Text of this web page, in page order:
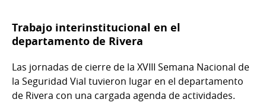
Trabajo interinstitucional en el
departamento de Rivera
Las jornadas de cierre de la XVIII Semana Nacional de
la Seguridad Vial tuvieron lugar en el departamento
de Rivera con una cargada agenda de actividades.